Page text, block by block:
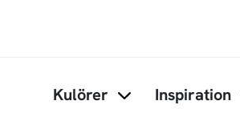
Kulörer Inspiration